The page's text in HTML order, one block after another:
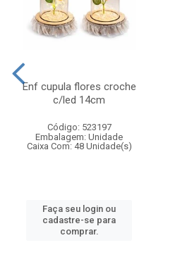
Enf cupula flores croche
c/led 14cm
Código: 523197
Embalagem: Unidade
Caixa Com: 48 Unidade(s)
Faça seu login ou
cadastre-se para
comprar.